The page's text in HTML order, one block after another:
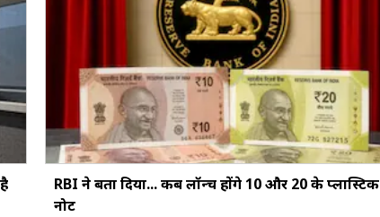
RBI ने बता दिया... कब लॉन्च होंगे ₹10 और ₹20 के प्लास्टिक
नोट